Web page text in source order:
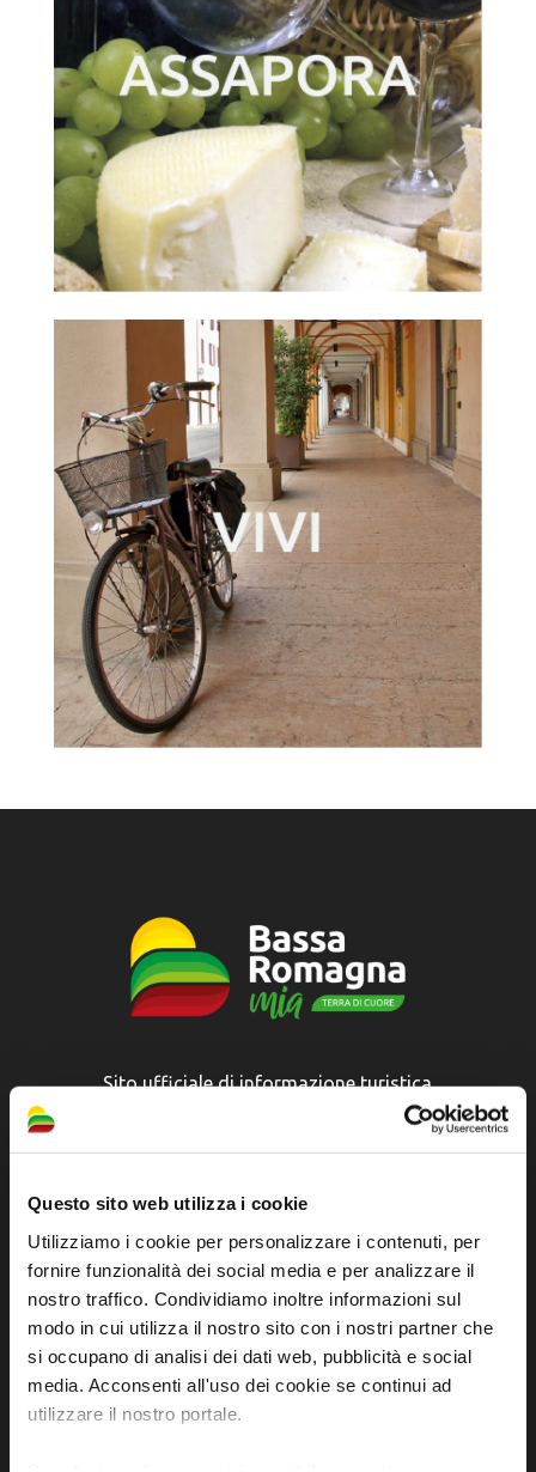
Questo sito web utilizza i cookie
Utilizziamo i cookie per personalizzare i contenuti, per
fornire funzionalità dei social media e per analizzare il
nostro traffico. Condividiamo inoltre informazioni sul
modo in cui utilizza il nostro sito con i nostri partner che
si occupano di analisi dei dati web, pubblicità e social
media. Acconsenti all'uso dei cookie se continui ad
utilizzare il nostro portale.
Sito ufficiale di informazione turistica
dell'Unione dei Comuni della Bassa Romagna
48012 Bagnacavallo (RA)
Tel. +39 0545 280898
turismo@unione.labassaromagna.it
P.E.C. pg.unione.labassaromagna.it@legalmail.it